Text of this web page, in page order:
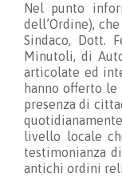
Nel punto
dell’Ordine),
Sindaco, Dott.
Minutoli, di
articolate ed
hanno offerto
presenza di
livello locale
testimonianza
antichi ordini